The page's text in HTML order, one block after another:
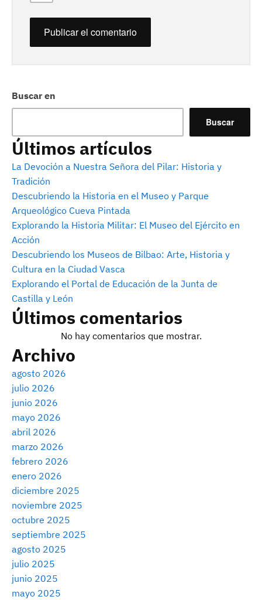
Buscar en
Buscar
Últimos artículos
La Devoción a Nuestra Señora del Pilar: Historia y
Tradición
Descubriendo la Historia en el Museo y Parque
Arqueológico Cueva Pintada
Explorando la Historia Militar: El Museo del Ejército en
Acción
Descubriendo los Museos de Bilbao: Arte, Historia y
Cultura en la Ciudad Vasca
Explorando el Portal de Educación de la Junta de
Castilla y León
Últimos comentarios
No hay comentarios que mostrar.
Archivo
agosto 2026
julio 2026
junio 2026
mayo 2026
abril 2026
marzo 2026
febrero 2026
enero 2026
diciembre 2025
noviembre 2025
octubre 2025
septiembre 2025
agosto 2025
julio 2025
junio 2025
mayo 2025